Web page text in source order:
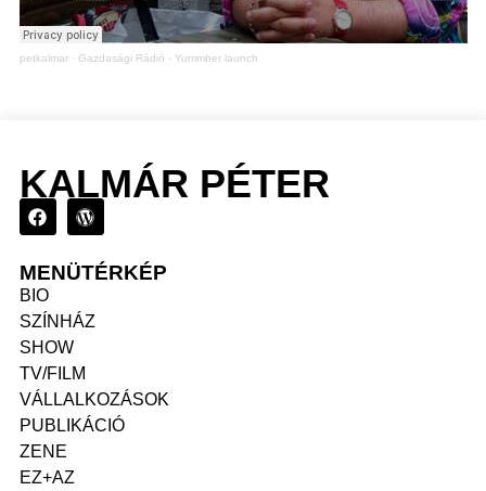
petkalmar· Gazdasági Rádió - Yummber launch
KALMÁR PÉTER
MENÜTÉRKÉP
BIO
SZÍNHÁZ
SHOW
TV/FILM
VÁLLALKOZÁSOK
PUBLIKÁCIÓ
ZENE
EZ+AZ